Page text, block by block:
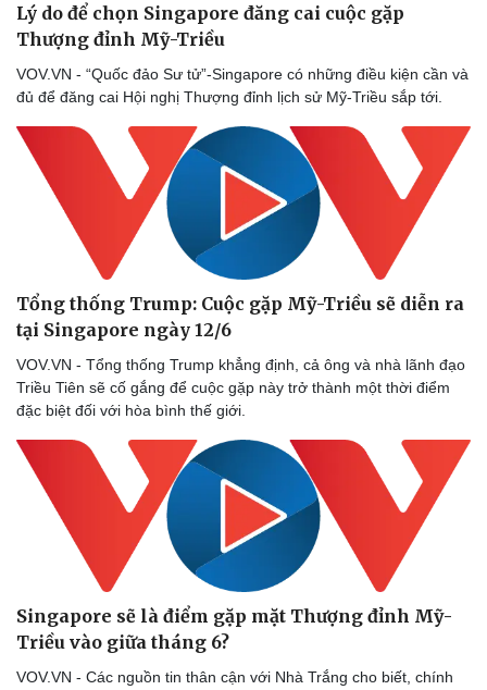
Lý do để chọn Singapore đăng cai cuộc gặp
Thượng đỉnh Mỹ-Triều
VOV.VN - “Quốc đảo Sư tử”-Singapore có những điều kiện cần và
đủ để đăng cai Hội nghị Thượng đỉnh lịch sử Mỹ-Triều sắp tới.
Tổng thống Trump: Cuộc gặp Mỹ-Triều sẽ diễn ra
tại Singapore ngày 12/6
VOV.VN - Tổng thống Trump khẳng định, cả ông và nhà lãnh đạo
Triều Tiên sẽ cố gắng để cuộc gặp này trở thành một thời điểm
đặc biệt đối với hòa bình thế giới.
Singapore sẽ là điểm gặp mặt Thượng đỉnh Mỹ-
Triều vào giữa tháng 6?
VOV.VN - Các nguồn tin thân cận với Nhà Trắng cho biết, chính